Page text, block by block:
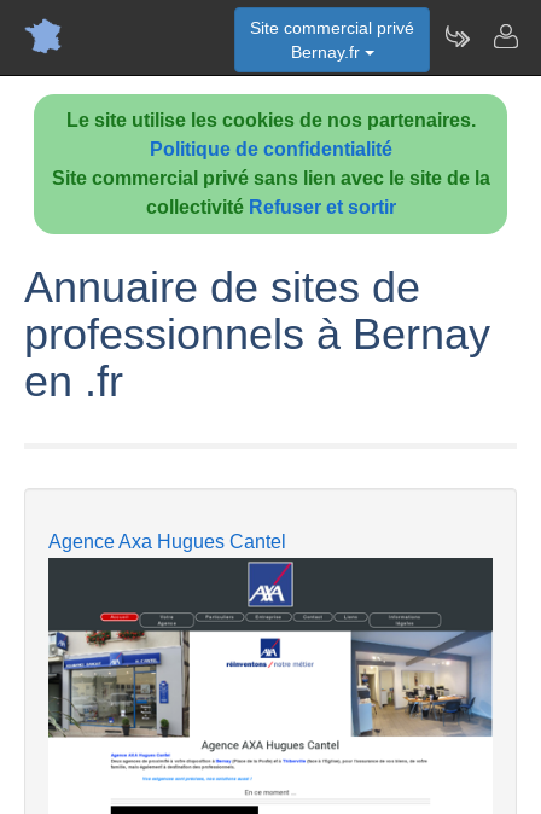
Le site utilise les cookies de nos partenaires.
Politique de confidentialité
Site commercial privé sans lien avec le site de la
collectivité Refuser et sortir
Site commercial privé
Bernay.fr
Annuaire de sites de
professionnels à Bernay
en .fr
Agence Axa Hugues Cantel